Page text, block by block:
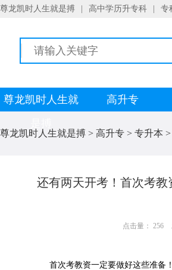
尊龙凯时人生就是搏 高中学历升专科 专
尊龙凯时人生就
高升专
尊龙凯时人生就是搏 > 高升专 > 专升本 >
还有两天开考！首次考
点击量： 256
首次考教资一定要做好这些准备！